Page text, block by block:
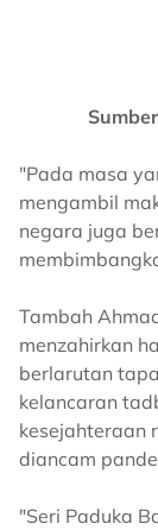
"Pada masa
mengambil
negara juga
Tambah
menzahirkan
berlarutan
kelancaran
kesejahteraan
diancam
"Seri Paduka